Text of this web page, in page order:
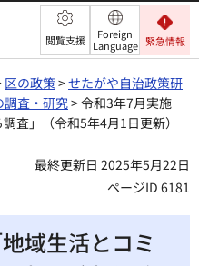
閲覧支援
Foreign
Language 緊急情報
区の政策>せたがや自治政策研
調査・研究> 令和3年7月実施
査」（令和5年4月1日更新）
最終更新日 2025年5月22日
ページID 6181
域生活とコミ